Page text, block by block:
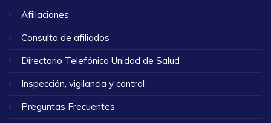
Afiliaciones
Consulta de afiliados
Directorio Telefónico Unidad de Salud
Inspección, vigilancia y control
Preguntas Frecuentes